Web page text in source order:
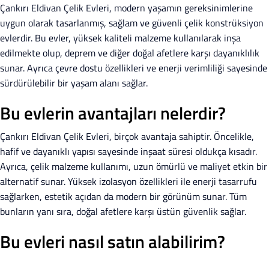
Çankırı Eldivan Çelik Evleri, modern yaşamın gereksinimlerine
uygun olarak tasarlanmış, sağlam ve güvenli çelik konstrüksiyon
evlerdir. Bu evler, yüksek kaliteli malzeme kullanılarak inşa
edilmekte olup, deprem ve diğer doğal afetlere karşı dayanıklılık
sunar. Ayrıca çevre dostu özellikleri ve enerji verimliliği sayesinde
sürdürülebilir bir yaşam alanı sağlar.
Bu evlerin avantajları nelerdir?
Çankırı Eldivan Çelik Evleri, birçok avantaja sahiptir. Öncelikle,
hafif ve dayanıklı yapısı sayesinde inşaat süresi oldukça kısadır.
Ayrıca, çelik malzeme kullanımı, uzun ömürlü ve maliyet etkin bir
alternatif sunar. Yüksek izolasyon özellikleri ile enerji tasarrufu
sağlarken, estetik açıdan da modern bir görünüm sunar. Tüm
bunların yanı sıra, doğal afetlere karşı üstün güvenlik sağlar.
Bu evleri nasıl satın alabilirim?